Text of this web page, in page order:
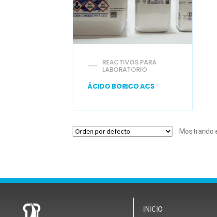
REACTIVOS PARA
LABORATORIO
ÁCIDO BORICO ACS
Mostrando
INICIO